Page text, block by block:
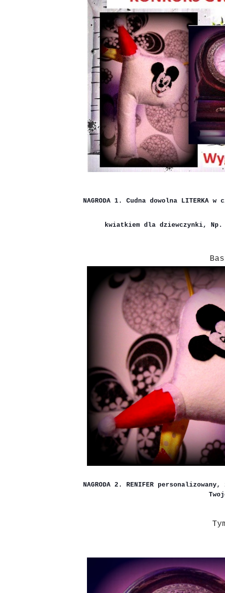
NAGRODA 1. Cudna dowolna
kwiatkiem dla dziewczynki,
NAGRODA 2. RENIFER